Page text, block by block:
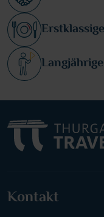
Kontakt